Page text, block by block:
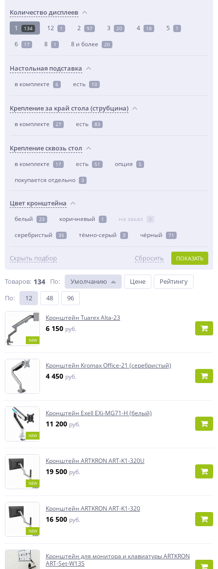
Количество дисплеев
1 134 12 1 2 97 3 20 4 18 5 1
6 17 8 1 8 и более 20
Настольная подставка
в комплекте 6 есть 10
Крепление за край стола (струбцина)
в комплекте 27 есть 83
Крепление сквозь стол
в комплекте 17 есть 51 опция 5
покупается отдельно 3
Цвет кронштейна
белый 23 коричневый 1 на заказ 0
серебристый 35 тёмно-серый 3 чёрный 71
Скрыть подбор ПОКАЗАТЬ
Сбросить
Товаров: 134 По: Умолчанию Цене
Рейтингу
По: 12 48 96
NEW
Кронштейн Tuarex Alta-23
6 150 руб.
Кронштейн Kromax Office-21 (серебристый)
4 450 руб.
NEW
Кронштейн Exell EXi-MG71-H (белый)
11 200 руб.
NEW
Кронштейн ARTKRON ART-K1-320U
19 500 руб.
NEW
Кронштейн ARTKRON ART-K1-320
16 500 руб.
Кронштейн для монитора и клавиатуры ARTKRON
ART-Set-W13S